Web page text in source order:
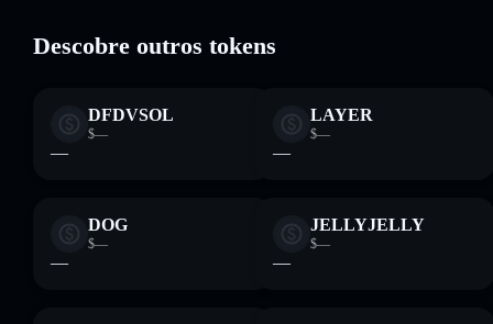
Descobre outros tokens
DFDVSOL
$—
—
LAYER
$—
—
DOG
$—
—
JELLYJELLY
$—
—